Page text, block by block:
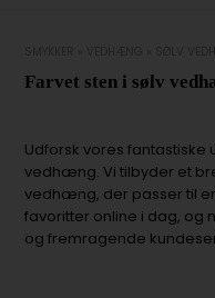
Farvet sten i sølv
Udforsk vores fantastiske
vedhæng. Vi tilbyder et
vedhæng, der passer til
favoritter online i dag, og
og fremragende